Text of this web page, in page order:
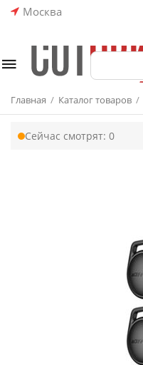
Москва
Главная / Каталог товаров /
Сейчас смотрят: 0